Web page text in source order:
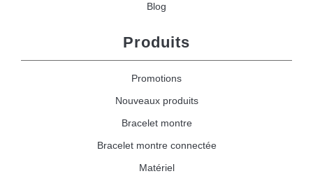
Blog
Produits
Promotions
Nouveaux produits
Bracelet montre
Bracelet montre connectée
Matériel